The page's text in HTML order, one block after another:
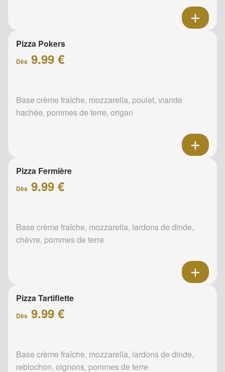
Pizza Pokers
Dès 9.99 €
Base crème fraîche, mozzarella, poulet, viande
hachée, pommes de terre, origan
Pizza Fermière
Dès 9.99 €
Base crème fraîche, mozzarella, lardons de dinde,
chèvre, pommes de terre
Pizza Tartiflette
Dès 9.99 €
Base crème fraîche, mozzarella, lardons de dinde,
reblochon, oignons, pommes de terre